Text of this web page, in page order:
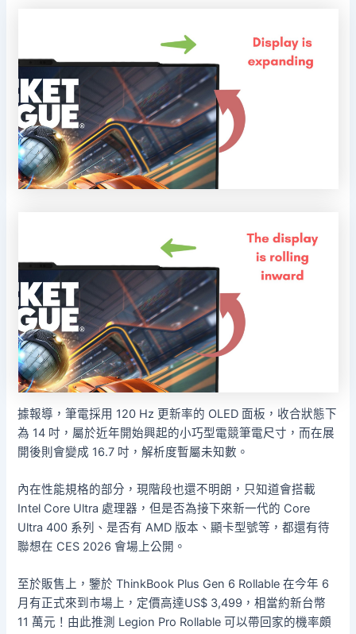
據報導，筆電採用 120 Hz 更新率的 OLED 面板，收合狀態下
為 14 吋，屬於近年開始興起的小巧型電競筆電尺寸，而在展
開後則會變成 16.7 吋，解析度暫屬未知數。
內在性能規格的部分，現階段也還不明朗，只知道會搭載
Intel Core Ultra 處理器，但是否為接下來新一代的 Core
Ultra 400 系列、是否有 AMD 版本、顯卡型號等，都還有待
聯想在 CES 2026 會場上公開。
至於販售上，鑒於 ThinkBook Plus Gen 6 Rollable 在今年 6
月有正式來到市場上，定價高達US$ 3,499，相當約新台幣
11 萬元！由此推測 Legion Pro Rollable 可以帶回家的機率頗